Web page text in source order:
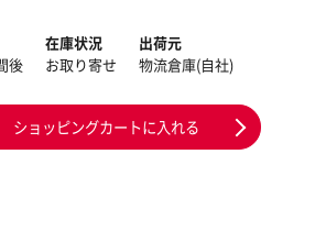
後
在庫状況
お取り寄せ
出荷元
物流倉庫(自社)
ショッピングカートに入れる